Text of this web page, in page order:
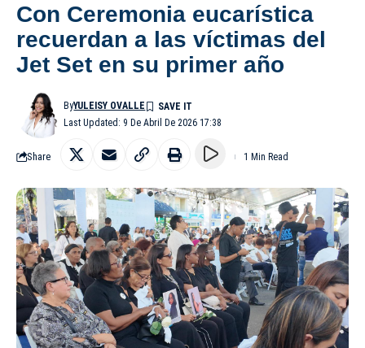
Con Ceremonia eucarística
recuerdan a las víctimas del
Jet Set en su primer año
Last Updated: 9 De Abril De 2026 17:38
ByYULEISY OVALLE
Share 1 Min Read